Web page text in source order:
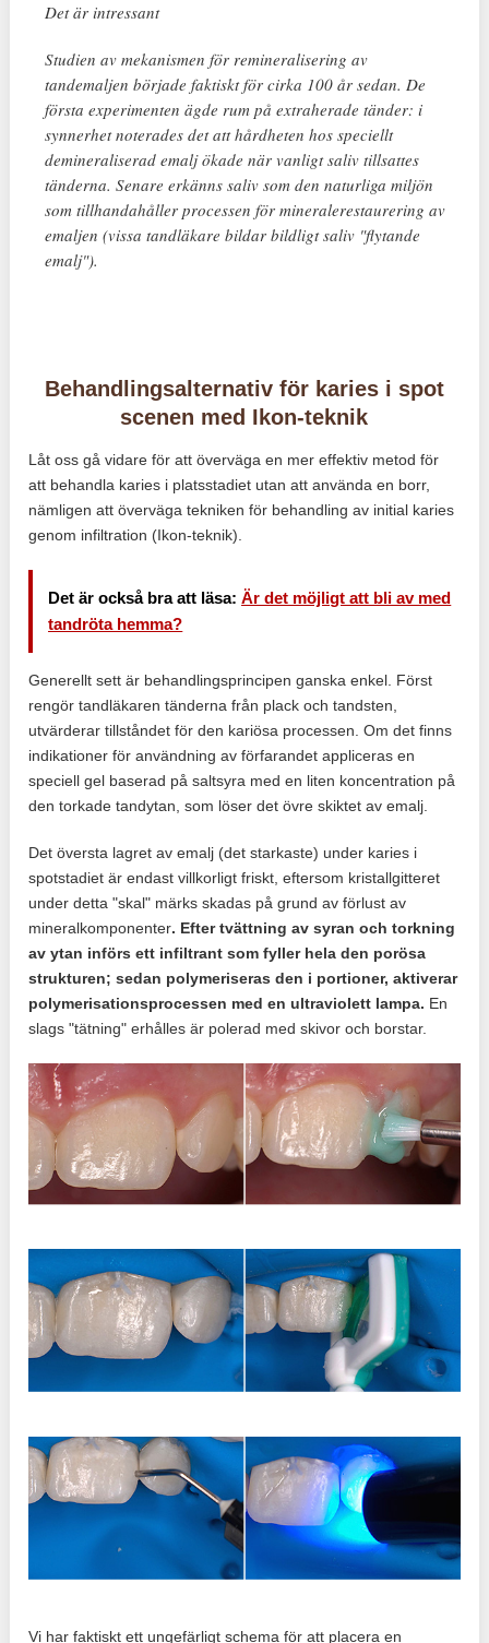
Det är intressant
Studien av mekanismen för remineralisering av
tandemaljen började faktiskt för cirka 100 år sedan. De
första experimenten ägde rum på extraherade tänder: i
synnerhet noterades det att hårdheten hos speciellt
demineraliserad emalj ökade när vanligt saliv tillsattes
tänderna. Senare erkänns saliv som den naturliga miljön
som tillhandahåller processen för mineralerestaurering av
emaljen (vissa tandläkare bildar bildligt saliv "flytande
emalj").
Behandlingsalternativ för karies i spot
scenen med Ikon-teknik
Låt oss gå vidare för att överväga en mer effektiv metod för
att behandla karies i platsstadiet utan att använda en borr,
nämligen att överväga tekniken för behandling av initial karies
genom infiltration (Ikon-teknik).
Det är också bra att läsa:Är det möjligt att bli av med
tandröta hemma?
Generellt sett är behandlingsprincipen ganska enkel. Först
rengör tandläkaren tänderna från plack och tandsten,
utvärderar tillståndet för den kariösa processen. Om det finns
indikationer för användning av förfarandet appliceras en
speciell gel baserad på saltsyra med en liten koncentration på
den torkade tandytan, som löser det övre skiktet av emalj.
Det översta lagret av emalj (det starkaste) under karies i
spotstadiet är endast villkorligt friskt, eftersom kristallgitteret
under detta "skal" märks skadas på grund av förlust av
mineralkomponenter. Efter tvättning av syran och torkning
av ytan införs ett infiltrant som fyller hela den porösa
strukturen; sedan polymeriseras den i portioner, aktiverar
polymerisationsprocessen med en ultraviolett lampa. En
slags "tätning" erhålles är polerad med skivor och borstar.
Vi har faktiskt ett ungefärligt schema för att placera en